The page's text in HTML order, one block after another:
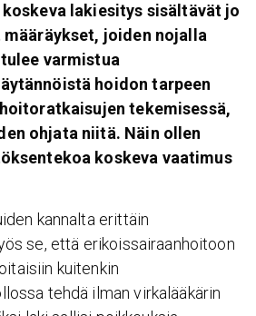
lakiesitys sisältävät jo
joiden nojalla
varmistua
hoidon tarpeen
tekemisessä,
ohjata niitä. Näin ollen
koskeva vaatimus
kannalta erittäin
se, että erikoissairaanhoitoon
kuitenkin
tehdä ilman virkalääkärin